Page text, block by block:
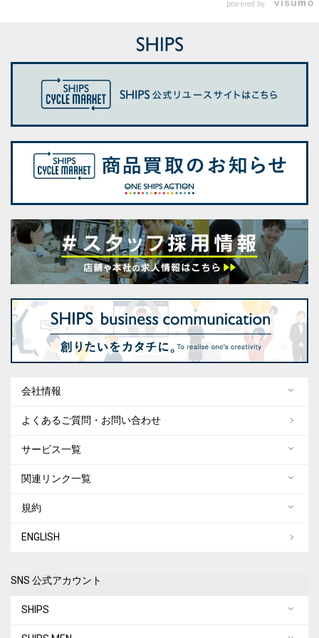
powered by
会社情報
よくあるご質問・お問い合わせ
サービス一覧
関連リンク一覧
規約
ENGLISH
SNS 公式アカウント
SHIPS